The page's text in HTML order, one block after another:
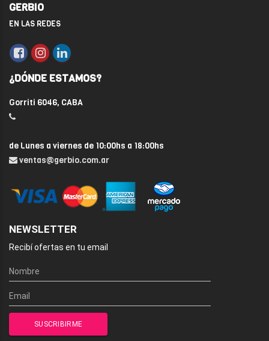
GERBIO
EN LAS REDES
¿DÓNDE ESTAMOS?
Gorriti 6046, CABA
de Lunes a viernes de 10:00hs a 18:00hs
ventas@gerbio.com.ar
NEWSLETTER
Recibí ofertas en tu email